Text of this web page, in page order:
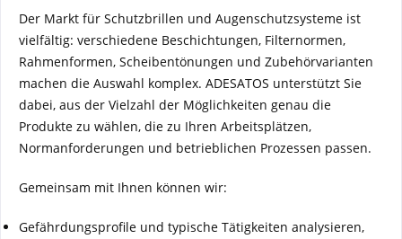
Der Markt für Schutzbrillen und Augenschutzsysteme ist
vielfältig: verschiedene Beschichtungen, Filternormen,
Rahmenformen, Scheibentönungen und Zubehörvarianten
machen die Auswahl komplex. ADESATOS unterstützt Sie
dabei, aus der Vielzahl der Möglichkeiten genau die
Produkte zu wählen, die zu Ihren Arbeitsplätzen,
Normanforderungen und betrieblichen Prozessen passen.
Gemeinsam mit Ihnen können wir:
Gefährdungsprofile und typische Tätigkeiten analysieren,